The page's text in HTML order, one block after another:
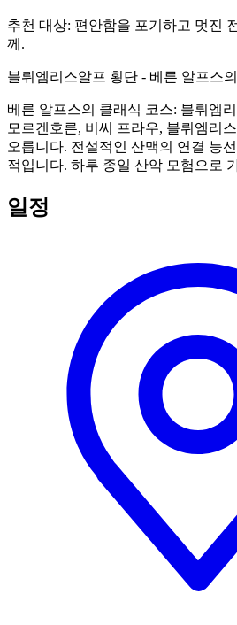
추천 대상: 편안함을 포기하고 멋진
께.
블뤼엠리스알프 횡단 - 베른 알프스
베른 알프스의 클래식 코스: 블뤼엠
모르겐호른, 비씨 프라우, 블뤼엠리
오릅니다. 전설적인 산맥의 연결 능
적입니다. 하루 종일 산악 모험으로
일정